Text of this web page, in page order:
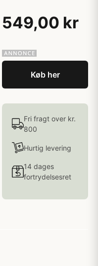
549,00 kr
Køb her
Fri fragt over kr.
800
Hurtig levering
14 dages
fortrydelsesret